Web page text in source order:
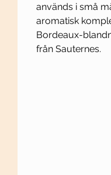
används i små
aromatisk
Bordeaux-
från Sauternes.